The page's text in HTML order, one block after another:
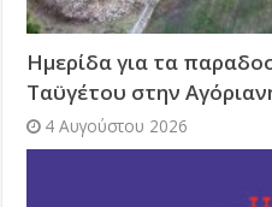
Ημερίδα για τα
Ταϋγέτου στην
4 Αυγούστου 2026